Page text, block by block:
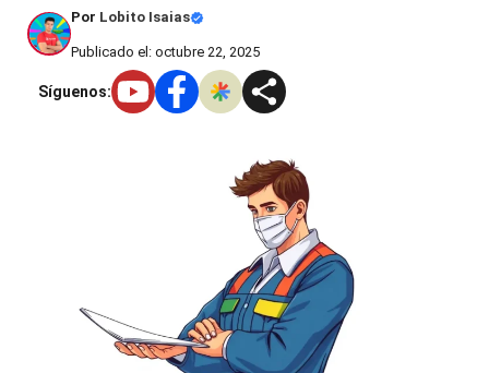
Por Lobito Isaias
Publicado el: octubre 22, 2025
Síguenos: